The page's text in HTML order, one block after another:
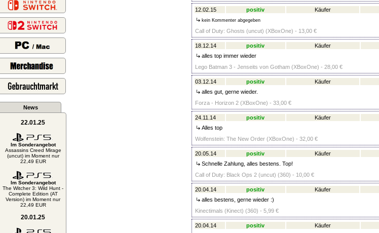
News
22.01.25
Im Sonderangebot
Assassins Creed Mirage
(uncut) im Moment nur
22,49 EUR
Im Sonderangebot
The Witcher 3: Wild Hunt -
Complete Edition (AT
Version) im Moment nur
22,49 EUR
20.01.25
12.02.15 positiv Käufer
kein Kommenter abgegeben
Call of Duty: Ghosts (uncut) (XBoxOne) - 13,00 €
18.12.14 positiv Käufer
alles top immer wieder
Lego Batman 3 - Jenseits von Gotham (XBoxOne) - 28,00 €
03.12.14 positiv Käufer
alles gut, gerne wieder.
Forza - Horizon 2 (XBoxOne) - 33,00 €
24.11.14 positiv Käufer
Alles top
Wolfenstein: The New Order (XBoxOne) - 32,00 €
20.05.14 positiv Käufer
Schnelle Zahlung, alles bestens. Top!
Call of Duty: Black Ops 2 (uncut) (360) - 10,00 €
20.04.14 positiv Käufer
alles bestens, gerne wieder :)
Kinectimals (Kinect) (360) - 5,99 €
20.04.14 positiv Käufer